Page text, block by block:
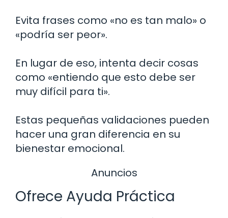
Evita frases como «no es tan malo» o
«podría ser peor».
En lugar de eso, intenta decir cosas
como «entiendo que esto debe ser
muy difícil para ti».
Estas pequeñas validaciones pueden
hacer una gran diferencia en su
bienestar emocional.
Anuncios
Ofrece Ayuda Práctica